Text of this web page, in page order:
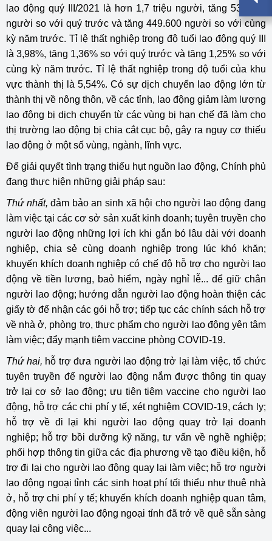
lao động quý III/2021 là hơn 1,7 triệu người, tăng 532.200
người so với quý trước và tăng 449.600 người so với cùng
kỳ năm trước. Tỉ lệ thất nghiệp trong độ tuổi lao động quý III
là 3,98%, tăng 1,36% so với quý trước và tăng 1,25% so với
cùng kỳ năm trước. Tỉ lệ thất nghiệp trong độ tuổi của khu
vực thành thị là 5,54%. Có sự dịch chuyển lao động lớn từ
thành thị về nông thôn, về các tỉnh, lao động giảm làm lượng
lao động bị dịch chuyển từ các vùng bị hạn chế đã làm cho
thị trường lao động bị chia cắt cục bộ, gây ra nguy cơ thiếu
lao động ở một số vùng, ngành, lĩnh vực.
Để giải quyết tình trạng thiếu hụt nguồn lao động, Chính phủ
đang thực hiện những giải pháp sau:
Thứ nhất, đảm bảo an sinh xã hội cho người lao động đang
làm việc tại các cơ sở sản xuất kinh doanh; tuyên truyền cho
người lao động những lợi ích khi gắn bó lâu dài với doanh
nghiệp, chia sẻ cùng doanh nghiệp trong lúc khó khăn;
khuyến khích doanh nghiệp có chế độ hỗ trợ cho người lao
động về tiền lương, baỏ hiểm, ngày nghỉ lễ... để giữ chân
người lao động; hướng dẫn người lao động hoàn thiện các
giấy tờ để nhận các gói hỗ trợ; tiếp tục các chính sách hỗ trợ
về nhà ở, phòng trọ, thực phẩm cho người lao động yên tâm
làm việc; đẩy mạnh tiêm vaccine phòng COVID-19.
Thứ hai, hỗ trợ đưa người lao động trở lại làm việc, tổ chức
tuyên truyền để người lao động nắm được thông tin quay
trở lại cơ sở lao động; ưu tiên tiêm vaccine cho người lao
động, hỗ trợ các chi phí y tế, xét nghiệm COVID-19, cách ly;
hỗ trợ về đi lại khi người lao động quay trở lại doanh
nghiệp; hỗ trợ bồi dưỡng kỹ năng, tư vấn về nghề nghiệp;
phối hợp thông tin giữa các địa phương về tạo điều kiện, hỗ
trợ đi lại cho người lao động quay lại làm việc; hỗ trợ người
lao động ngoại tỉnh các sinh hoạt phí tối thiểu như thuê nhà
ở, hỗ trợ chi phí y tế; khuyến khích doanh nghiệp quan tâm,
động viên người lao động ngoại tỉnh đã trở về quê sẵn sàng
quay lại công việc...